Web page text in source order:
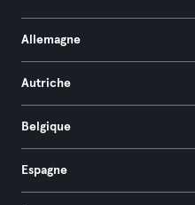
Allemagne
Autriche
Belgique
Espagne